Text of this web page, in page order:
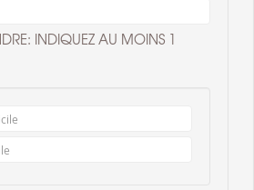
INDIQUEZ AU MOINS 1